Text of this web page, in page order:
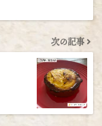
次の記事